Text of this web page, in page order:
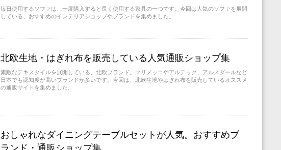
毎日使用するソファは、一度購入すると長く使用する家具の一つです。今回は人気のソファを展開
している、おすすめのインテリアショップやブランドを集めました。..
北欧生地・はぎれ布を販売している人気通販ショップ集
素敵なテキスタイルを展開している、北欧ブランド。マリメッコやアルテック、アルメダールなど
日本でも認知度が高いブランドが多いです。今回は、北欧生地やはぎれ布を販売しているオススメ
の通販サイトを集めました..
おしゃれなダイニングテーブルセットが人気。おすすめブ
ランド・通販ショップ集